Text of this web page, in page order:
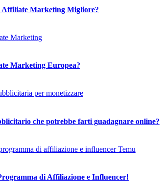
Affiliate Marketing Migliore?
Marketing Europea?
che potrebbe farti guadagnare online?
di Affiliazione e Influencer!